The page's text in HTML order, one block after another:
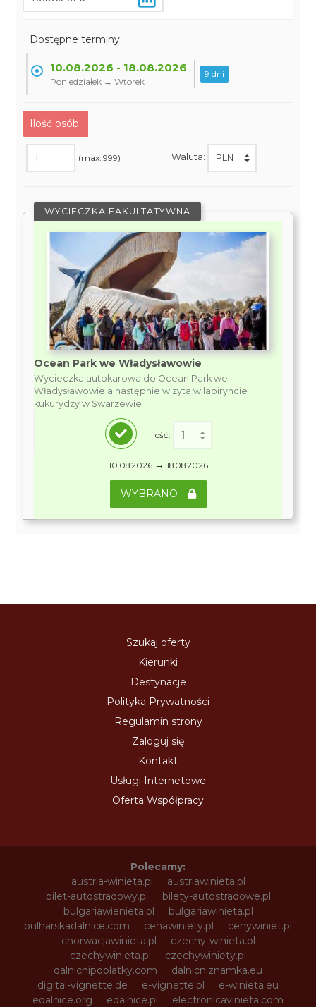
Dostępne terminy:
10.08.2026 - 18.08.2026
Poniedziałek → Wtorek
9 dni
Ilość osób:
(max. 999) Waluta:
WYCIECZKA FAKULTATYWNA
Ocean Park we Władysławowie
Wycieczka autokarowa do Ocean Park we
Władysławowie a następnie wizyta w labiryncie
kukurydzy w Swarzewie
Ilość:
10.08.2026 → 18.08.2026
WYBRANO
Szukaj oferty
Kierunki
Destynacje
Polityka Prywatności
Regulamin strony
Zaloguj się
Kontakt
Usługi Internetowe
Oferta Współpracy
Polecamy:
austria-winieta.pl
austriawinieta.pl
bilet-autostradowy.pl
bilety-autostradowe.pl
bulgariawienieta.pl
bulgariawinieta.pl
bulharskadalnice.com
cenawiniety.pl
cenywiniet.pl
chorwacjawinieta.pl
czechy-winieta.pl
czechywinieta.pl
czechywiniety.pl
dalnicnipoplatky.com
dalnicniznamka.eu
digital-vignette.de
e-vignette.pl
e-winieta.eu
edalnice.org
edalnice.pl
electronicavinieta.com